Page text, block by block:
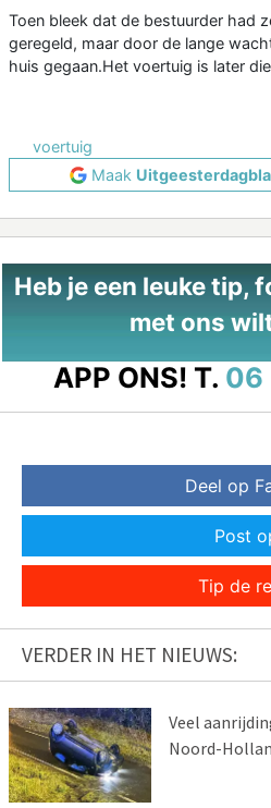
Toen bleek dat de bestuurder had
geregeld, maar door de lange
huis gegaan.Het voertuig is later
voertuig
Maak
Heb je een leuke tip,
met ons
APP ONS! T. 06
Deel op
Post
Tip de
VERDER IN HET NIEUWS:
Veel
Noord-